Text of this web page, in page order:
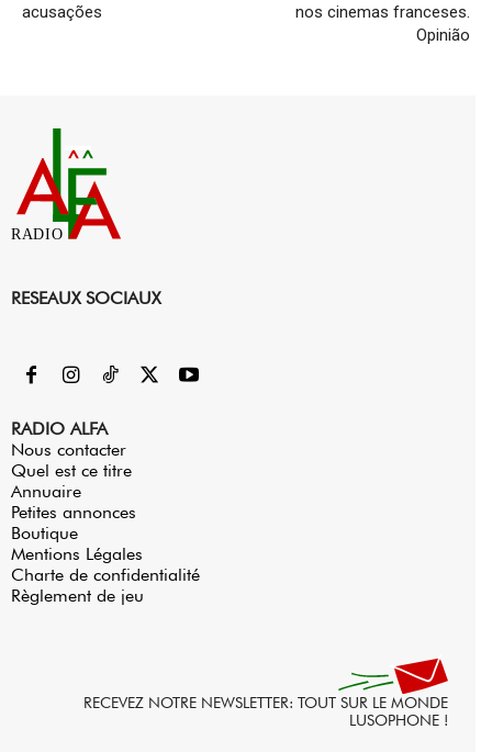
acusações
nos cinemas franceses.
Opinião
RADIO
RESEAUX SOCIAUX
RADIO ALFA
Nous contacter
Quel est ce titre
Annuaire
Petites annonces
Boutique
Mentions Légales
Charte de confidentialité
Règlement de jeu
RECEVEZ NOTRE NEWSLETTER: TOUT SUR LE MONDE
LUSOPHONE !